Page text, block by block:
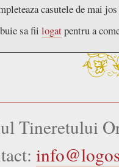
casutele de mai
sa fii logatpentru a
Tineretului